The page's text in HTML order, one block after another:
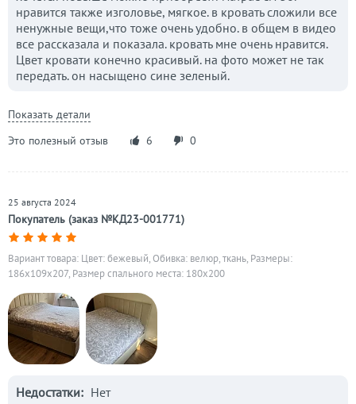
нравится также изголовье, мягкое. в кровать сложили все
ненужные вещи,что тоже очень удобно. в общем в видео
все рассказала и показала. кровать мне очень нравится.
Цвет кровати конечно красивый. на фото может не так
передать. он насыщено сине зеленый.
Показать детали
Это полезный отзыв
6 0
Покупатель (заказ №КД23-001771)
25 августа 2024
Вариант товара: Цвет: бежевый, Обивка: велюр, ткань, Размеры:
186x109x207, Размер спального места: 180х200
Недостатки: Нет